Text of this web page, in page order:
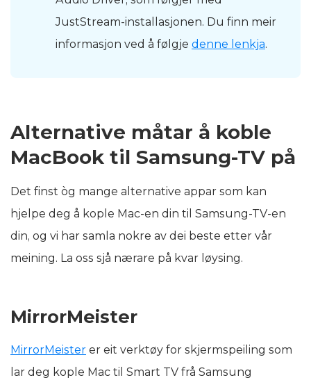
JustStream-installasjonen. Du finn meir
informasjon ved å følgje denne lenkja.
Alternative måtar å koble
MacBook til Samsung-TV på
Det finst òg mange alternative appar som kan
hjelpe deg å kople Mac-en din til Samsung-TV-en
din, og vi har samla nokre av dei beste etter vår
meining. La oss sjå nærare på kvar løysing.
MirrorMeister
MirrorMeister er eit verktøy for skjermspeiling som
lar deg kople Mac til Smart TV frå Samsung